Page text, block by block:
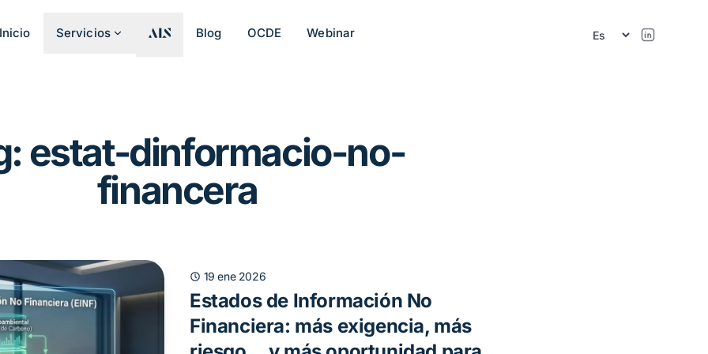
Servicios Blog OCDE Webinar
estat-dinformacio-no-
financera
19 ene 2026
Estados de Información No
Financiera: más exigencia, más